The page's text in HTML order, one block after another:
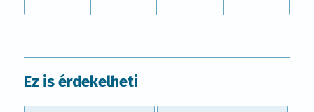
Ez is érdekelheti